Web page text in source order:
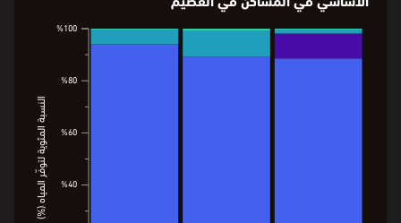
%100
%80
%60
%40 النسبة المئوية لتوفّر المياه (%)
%100
%80
%60
%40 النسبة المئوية لتوفّر المياه (%)